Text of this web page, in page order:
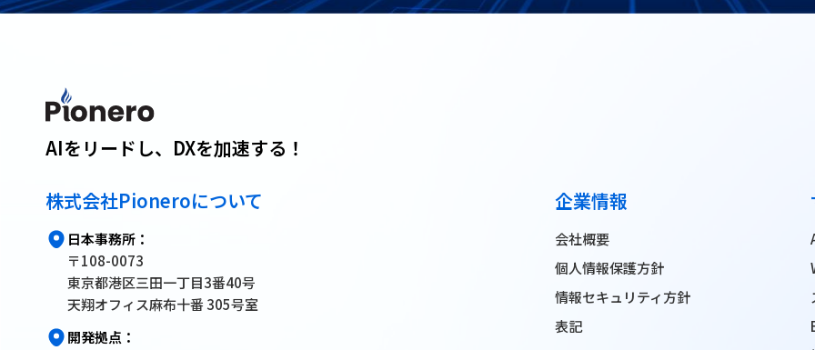
AIをリードし、DXを加速する！
株式会社Pioneroについて
日本事務所：
〒108-0073
東京都港区三田一丁目3番40号
天翔オフィス麻布十番 305号室
開発拠点：
企業情報
会社概要
個人情報保護方針
情報セキュリティ方針
表記